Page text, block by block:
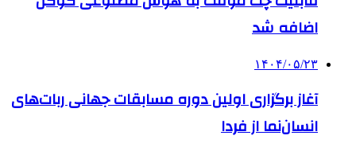
اضافه شد
۱۴۰۴/۰۵/۲۳
آغاز برگزاری اولین دوره مسابقات جهانی ربات‌های
انسان‌نما از فردا